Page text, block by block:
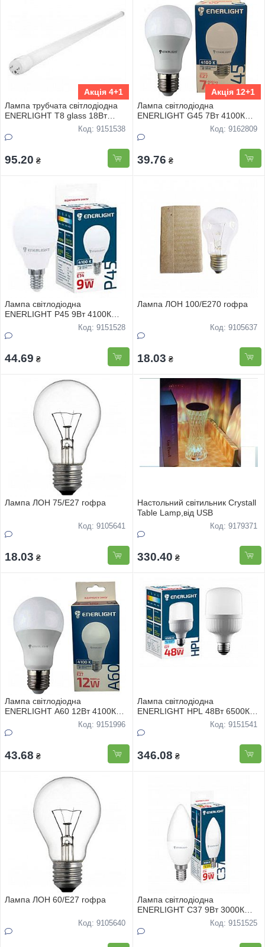
Акція 4+1
Лампа трубчата свiтлодiодна
ENERLIGHT T8 glass 18Вт
4500К G13,2 роки гарантiї
Код: 9151538
95.20 ₴
Акція 12+1
Лампа свiтлодiодна
ENERLIGHT G45 7Вт 4100К
Е27, гарантiя 2 рокиКод: 9162809
39.76 ₴
Лампа свiтлодiодна
ENERLIGHT Р45 9Вт 4100К
Е14, гарантiя 2 рокиКод: 9151528
44.69 ₴
Лампа ЛОН 100/Е270 гофра
Код: 9105637
18.03 ₴
Лампа ЛОН 75/Е27 гофра
Код: 9105641
18.03 ₴
Настольний свiтильник Crystall
Table Lamp,вiд USB
Код: 9179371
330.40 ₴
Лампа свiтлодiодна
ENERLIGHT A60 12Вт 4100К
Е27, гарантiя 2 рокиКод: 9151996
43.68 ₴
Лампа свiтлодiодна
ENERLIGHT HPL 48Вт 6500К
E27 гарантiя 2 рокиКод: 9151541
346.08 ₴
Лампа ЛОН 60/Е27 гофра
Код: 9105640
Лампа свiтлодiодна
ENERLIGHT С37 9Вт 3000К
Е14, гарантiя 2 рокиКод: 9151525